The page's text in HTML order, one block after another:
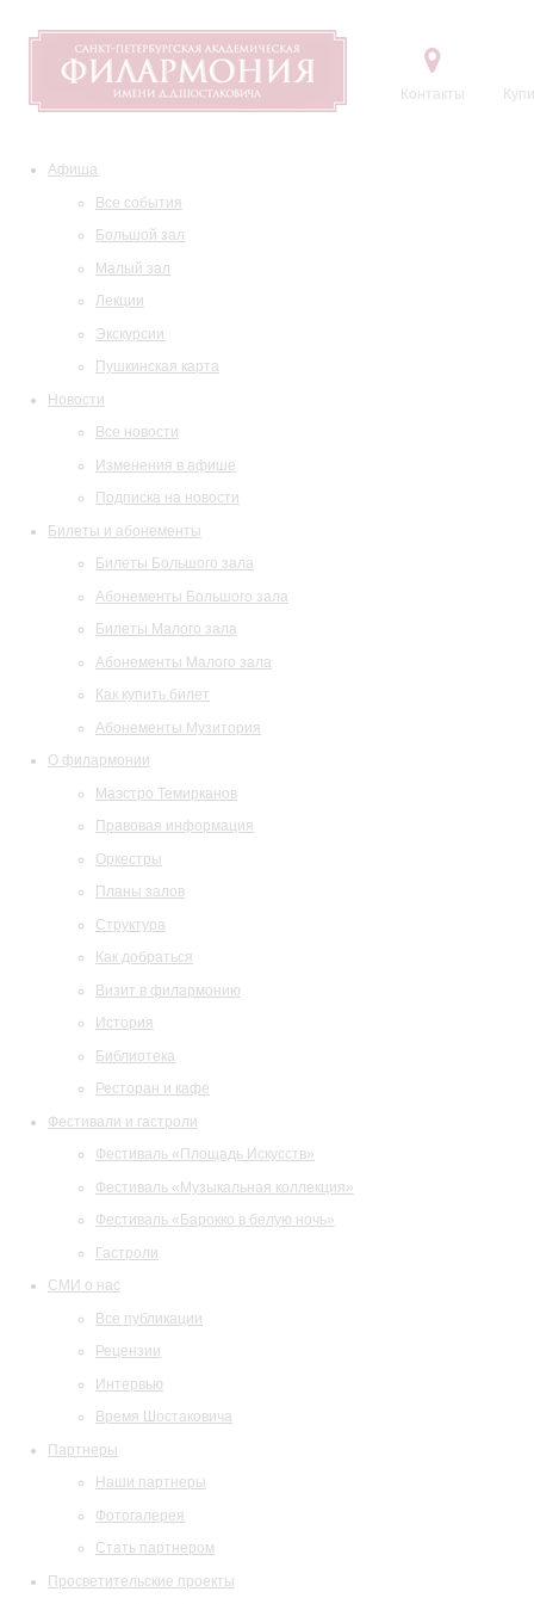
Контакты
Афиша
Все события
Большой зал
Малый зал
Лекции
Экскурсии
Пушкинская карта
Новости
Все новости
Изменения в афише
Подписка на новости
Билеты и абонементы
Билеты Большого зала
Абонементы Большого зала
Билеты Малого зала
Абонементы Малого зала
Как купить билет
Абонементы Музитория
О филармонии
Маэстро Темирканов
Правовая информация
Оркестры
Планы залов
Структура
Как добраться
Визит в филармонию
История
Библиотека
Ресторан и кафе
Фестивали и гастроли
Фестиваль «Площадь Искусств»
Фестиваль «Музыкальная коллекция»
Фестиваль «Барокко в белую ночь»
Гастроли
СМИ о нас
Все публикации
Рецензии
Интервью
Время Шостаковича
Партнеры
Наши партнеры
Фотогалерея
Стать партнером
Просветительские проекты